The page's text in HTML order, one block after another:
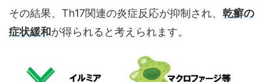
その結果、Th17関連の炎症反応が抑制され、 乾癬の
症状緩和が得られると考えられます。